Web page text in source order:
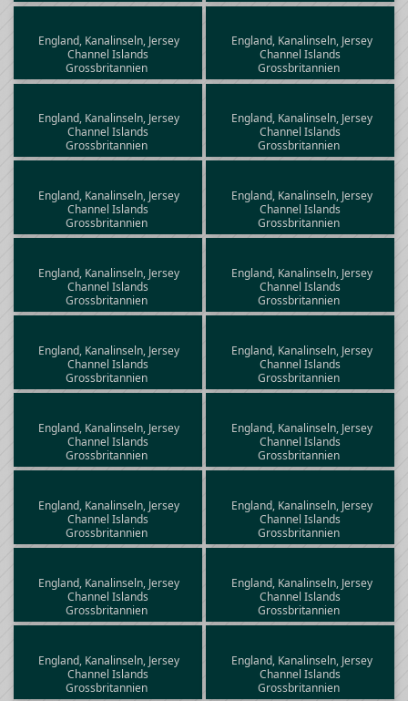
England, Kanalinseln, Jersey
Channel Islands
Grossbritannien
England, Kanalinseln, Jersey
Channel Islands
Grossbritannien
England, Kanalinseln, Jersey
Channel Islands
Grossbritannien
England, Kanalinseln, Jersey
Channel Islands
Grossbritannien
England, Kanalinseln, Jersey
Channel Islands
Grossbritannien
England, Kanalinseln, Jersey
Channel Islands
Grossbritannien
England, Kanalinseln, Jersey
Channel Islands
Grossbritannien
England, Kanalinseln, Jersey
Channel Islands
Grossbritannien
England, Kanalinseln, Jersey
Channel Islands
Grossbritannien
England, Kanalinseln, Jersey
Channel Islands
Grossbritannien
England, Kanalinseln, Jersey
Channel Islands
Grossbritannien
England, Kanalinseln, Jersey
Channel Islands
Grossbritannien
England, Kanalinseln, Jersey
Channel Islands
Grossbritannien
England, Kanalinseln, Jersey
Channel Islands
Grossbritannien
England, Kanalinseln, Jersey
Channel Islands
Grossbritannien
England, Kanalinseln, Jersey
Channel Islands
Grossbritannien
England, Kanalinseln, Jersey
Channel Islands
Grossbritannien
England, Kanalinseln, Jersey
Channel Islands
Grossbritannien